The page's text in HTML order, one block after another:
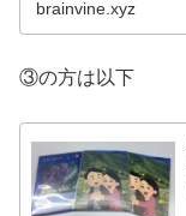
brainvine.xyz
③の方は以下